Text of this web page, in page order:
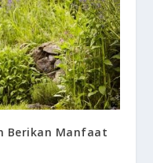
Berikan Manfaat